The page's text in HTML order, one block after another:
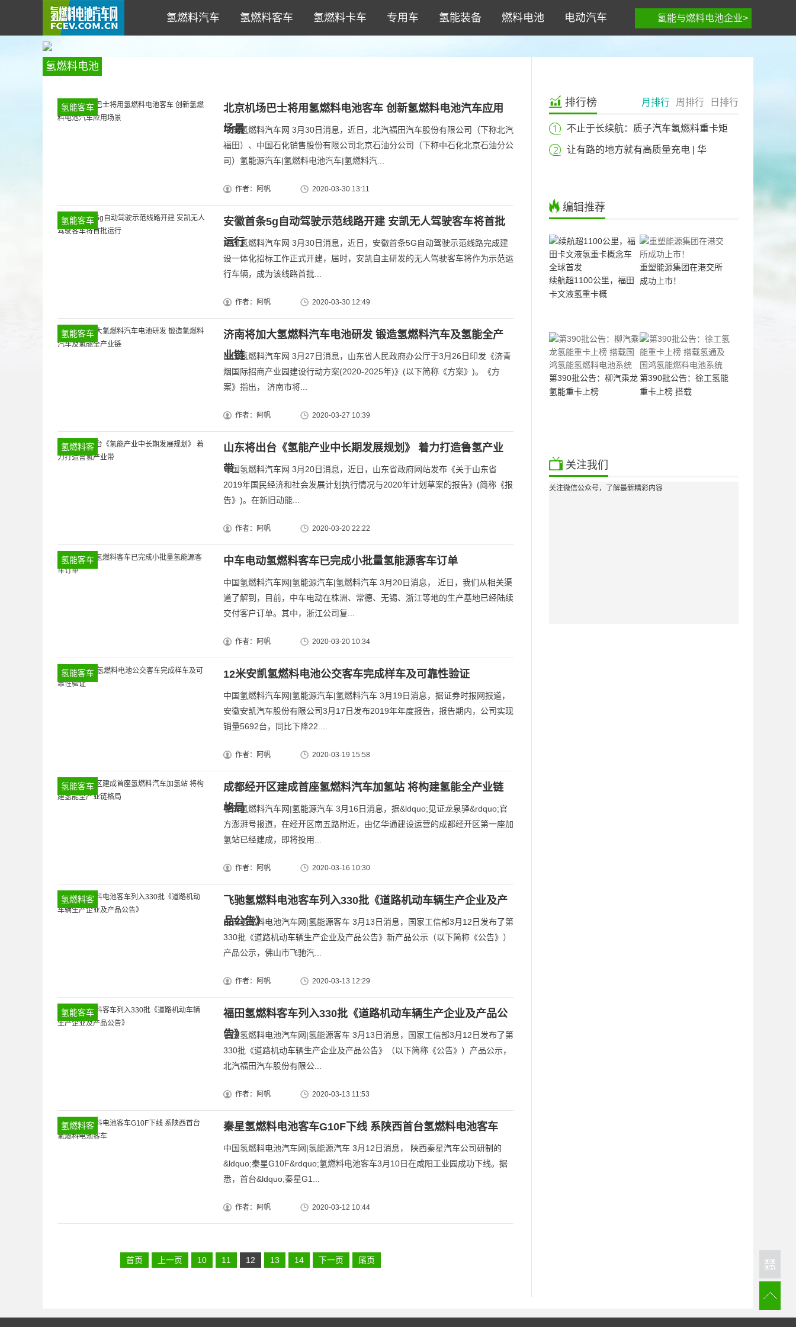
氢燃料汽车 氢燃料客车 氢燃料卡车 专用车 氢能装备 燃料电池 电动汽车 氢能与燃料电池企业>
氢燃料电池
氢能客车
北京机场巴士将用氢燃料电池客车 创新氢燃料电池汽车应用
场景
中国氢燃料汽车网 3月30日消息，近日，北汽福田汽车股份有限公司（下称北汽
福田）、中国石化销售股份有限公司北京石油分公司（下称中石化北京石油分公
司）氢能源汽车|氢燃料电池汽车|氢燃料汽...
作者：阿帆 2020-03-30 13:11
氢能客车
安徽首条5g自动驾驶示范线路开建 安凯无人驾驶客车将首批
运行
中国氢燃料汽车网 3月30日消息，近日，安徽首条5G自动驾驶示范线路完成建
设一体化招标工作正式开建，届时，安凯自主研发的无人驾驶客车将作为示范运
行车辆，成为该线路首批...
作者：阿帆 2020-03-30 12:49
氢能客车
济南将加大氢燃料汽车电池研发 锻造氢燃料汽车及氢能全产
业链
中国氢燃料汽车网 3月27日消息，山东省人民政府办公厅于3月26日印发《济青
烟国际招商产业园建设行动方案(2020-2025年)》(以下简称《方案》)。《方
案》指出， 济南市将...
作者：阿帆 2020-03-27 10:39
氢燃料客
山东将出台《氢能产业中长期发展规划》 着力打造鲁氢产业
带
中国氢燃料汽车网 3月20日消息，近日，山东省政府网站发布《关于山东省
2019年国民经济和社会发展计划执行情况与2020年计划草案的报告》(简称《报
告》)。在新旧动能...
作者：阿帆 2020-03-20 22:22
氢能客车 中车电动氢燃料客车已完成小批量氢能源客车订单
中国氢燃料汽车网|氢能源汽车|氢燃料汽车 3月20日消息， 近日，我们从相关渠
道了解到，目前，中车电动在株洲、常德、无锡、浙江等地的生产基地已经陆续
交付客户订单。其中，浙江公司复...
作者：阿帆 2020-03-20 10:34
氢能客车 12米安凯氢燃料电池公交客车完成样车及可靠性验证
中国氢燃料汽车网|氢能源汽车|氢燃料汽车 3月19日消息，据证券时报网报道，
安徽安凯汽车股份有限公司3月17日发布2019年年度报告，报告期内，公司实现
销量5692台，同比下降22....
作者：阿帆 2020-03-19 15:58
氢能客车
成都经开区建成首座氢燃料汽车加氢站 将构建氢能全产业链
格局
中国氢燃料汽车网|氢能源汽车 3月16日消息，据&ldquo;见证龙泉驿&rdquo;官
方澎湃号报道，在经开区南五路附近，由亿华通建设运营的成都经开区第一座加
氢站已经建成，即将投用...
作者：阿帆 2020-03-16 10:30
氢燃料客
飞驰氢燃料电池客车列入330批《道路机动车辆生产企业及产
品公告》
中国氢燃料电池汽车网|氢能源客车 3月13日消息，国家工信部3月12日发布了第
330批《道路机动车辆生产企业及产品公告》新产品公示（以下简称《公告》）
产品公示，佛山市飞驰汽...
作者：阿帆 2020-03-13 12:29
氢能客车
福田氢燃料客车列入330批《道路机动车辆生产企业及产品公
告》
中国氢燃料电池汽车网|氢能源客车 3月13日消息，国家工信部3月12日发布了第
330批《道路机动车辆生产企业及产品公告》（以下简称《公告》）产品公示，
北汽福田汽车股份有限公...
作者：阿帆 2020-03-13 11:53
氢燃料客
秦星氢燃料电池客车G10F下线 系陕西首台氢燃料电池客车
中国氢燃料电池汽车网|氢能源汽车 3月12日消息， 陕西秦星汽车公司研制的
&ldquo;秦星G10F&rdquo;氢燃料电池客车3月10日在咸阳工业园成功下线。据
悉，首台&ldquo;秦星G1...
作者：阿帆 2020-03-12 10:44
首页 上一页 10 11 12 13 14 下一页 尾页
月排行 周排行 日排行
排行榜
不止于长续航：质子汽车氢燃料重卡矩
让有路的地方就有高质量充电 | 华
编辑推荐
续航超1100公里，福田
卡文液氢重卡概
重塑能源集团在港交所
成功上市！
第390批公告：柳汽乘龙
氢能重卡上榜
第390批公告：徐工氢能
重卡上榜 搭载
关注我们
关注微信公众号，了解最新精彩内容